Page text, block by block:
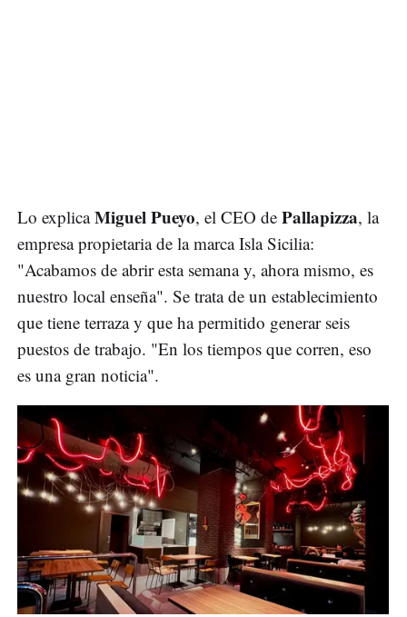
Lo explicaMiguel Pueyo, el CEO de Pallapizza, la
empresa propietaria de la marca Isla Sicilia:
"Acabamos de abrir esta semana y, ahora mismo, es
nuestro local enseña". Se trata de un establecimiento
que tiene terraza y que ha permitido generar seis
puestos de trabajo. "En los tiempos que corren, eso
es una gran noticia".